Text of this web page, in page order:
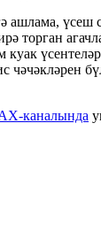
ашлама, үсеш
торган
куак
чәчәкләрен
каналында